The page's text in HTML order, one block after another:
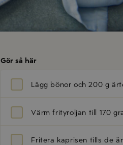
Gör så här
Lägg bönor och 200 g
Värm frityroljan till 170
Fritera kaprisen tills de